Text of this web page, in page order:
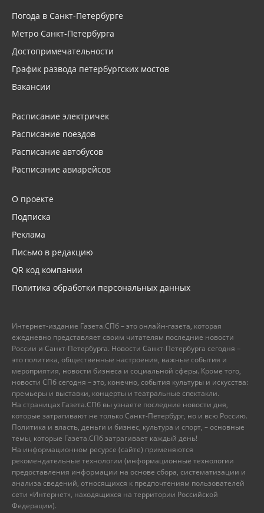
Погода в Санкт-Петербурге
Метро Санкт-Петербурга
Достопримечательности
График развода петербургских мостов
Вакансии
Расписание электричек
Расписание поездов
Расписание автобусов
Расписание авиарейсов
О проекте
Подписка
Реклама
Письмо в редакцию
QR код компании
Политика обработки персональных данных
Интернет-издание Газета.СПб – это онлайн-газета, которая
ежедневно представляет своим читателям последние новости
России и Санкт-Петербурга. Новости Санкт-Петербурга сегодня –
это политика, общественные настроения, важные события и
мероприятия, новости бизнеса и социальной сферы. Кроме того,
новости СПб сегодня – это, конечно, события культуры и искусства:
премьеры и выставки, концерты и театральные спектакли.
На страницах Газета.СПб вы узнаете последние новости дня,
которые затрагивают не только Санкт-Петербург, но и всю Россию.
Политика и власть, деньги и бизнес, культура и спорт, – основные
темы, которые Газета.СПб затрагивает каждый день!
На информационном ресурсе (сайте) применяются
рекомендательные технологии (информационные технологии
предоставления информации на основе сбора, систематизации и
анализа сведений, относящихся к предпочтениям пользователей
сети «Интернет», находящихся на территории Российской
Федерации).